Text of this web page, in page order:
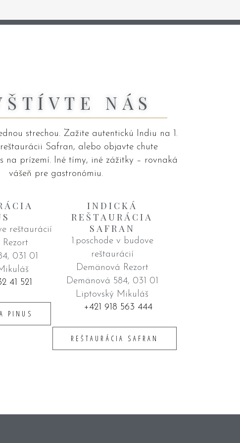
NÁS
strechou. Zažite autentickú Indiu na 1.
Safran, alebo objavte chute
na prízemí. Iné tímy, iné zážitky – rovnaká
vášeň pre gastronómiu.
reštaurácií
Rezort
031 01
41 521
PINUS
INDICKÁ
REŠTAURÁCIA
SAFRAN
1.poschode v budove
reštaurácií
Demänová Rezort
Demänová 584, 031 01
Liptovský Mikuláš
+421 918 563 444
REŠTAURÁCIA SAFRAN